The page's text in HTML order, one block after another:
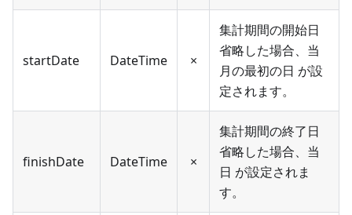
startDate DateTime ×
集計期間の開始日
省略した場合、当
月の最初の日 が設
定されます。
finishDate DateTime ×
集計期間の終了日
省略した場合、当
日 が設定されま
す。